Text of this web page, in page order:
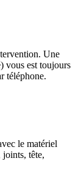
Une
vous est toujours
téléphone.
le matériel
joints, tête,